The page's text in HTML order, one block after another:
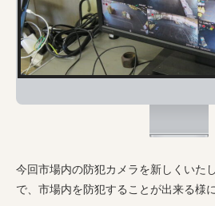
今回市場内の防犯カメラを新しくいた
で、市場内を防犯することが出来る様